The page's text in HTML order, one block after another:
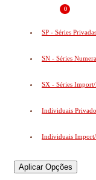
0
SP - Séries Privadas
SN - Séries
SX - Séries
Individuais
Individuais
Aplicar Opções